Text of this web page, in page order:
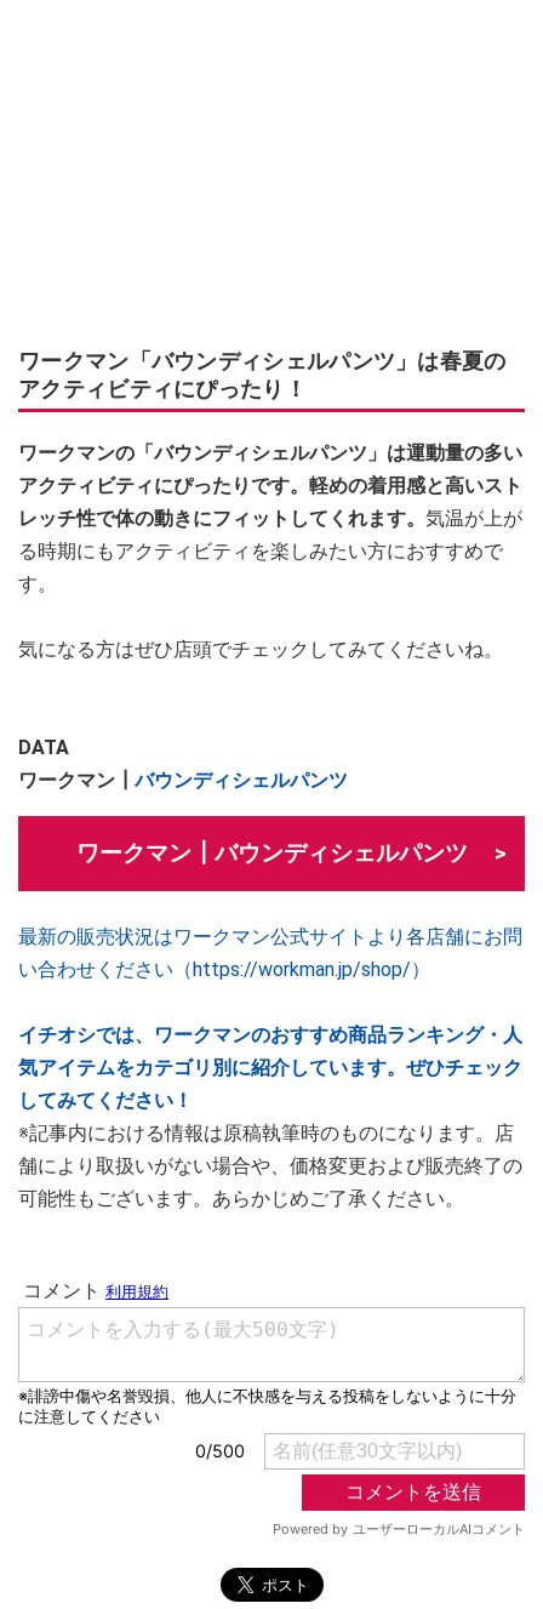
ワークマン「バウンディシェルパンツ」は春夏の
アクティビティにぴったり！
ワークマンの「バウンディシェルパンツ」は運動量の多い
アクティビティにぴったりです。軽めの着用感と高いスト
レッチ性で体の動きにフィットしてくれます。 気温が上が
る時期にもアクティビティを楽しみたい方におすすめで
す。
気になる方はぜひ店頭でチェックしてみてくださいね。
DATA
ワークマン┃バウンディシェルパンツ
ワークマン┃バウンディシェルパンツ
最新の販売状況はワークマン公式サイトより各店舗にお問
い合わせください（https://workman.jp/shop/）
イチオシでは、ワークマンのおすすめ商品ランキング・人
気アイテムをカテゴリ別に紹介しています。ぜひチェック
してみてください！
※記事内における情報は原稿執筆時のものになります。店
舗により取扱いがない場合や、価格変更および販売終了の
可能性もございます。あらかじめご了承ください。